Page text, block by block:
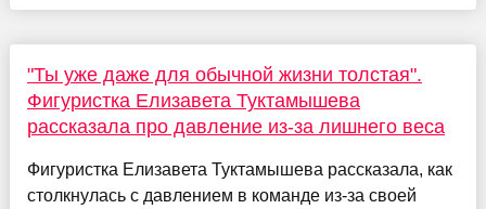
"Ты уже даже для обычной жизни толстая".
Фигуристка Елизавета Туктамышева
рассказала про давление из-за лишнего веса
Фигуристка Елизавета Туктамышева рассказала, как
столкнулась с давлением в команде из-за своей